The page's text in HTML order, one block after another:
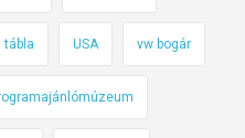
tábla USA vw bogár